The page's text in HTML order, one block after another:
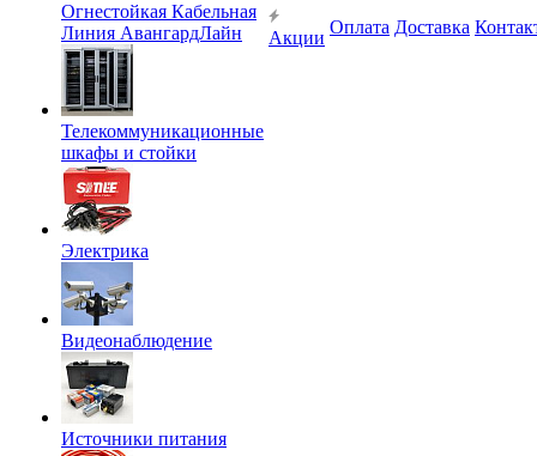
Огнестойкая Кабельная
Линия АвангардЛайн
Телекоммуникационные
шкафы и стойки
Электрика
Видеонаблюдение
Источники питания
Акции
Оплата Доставка